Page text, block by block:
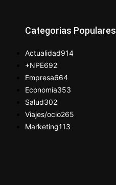
Categorias Populares
Actualidad914
+NPE692
Empresa664
Economía353
Salud302
Viajes/ocio265
Marketing113